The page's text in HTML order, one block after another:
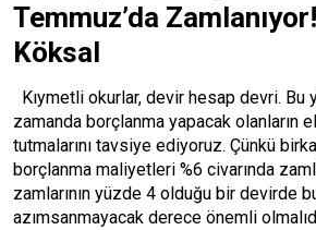
Temmuz’da
Köksal
Kıymetli okurlar, devir hesap devri. Bu
zamanda borçlanma yapacak olanların
tutmalarını tavsiye ediyoruz. Çünkü
borçlanma maliyetleri %6 civarında
zamlarının yüzde 4 olduğu bir devirde
azımsanmayacak derece önemli